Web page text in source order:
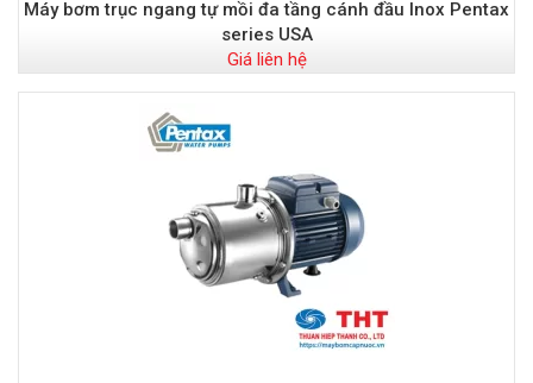
Máy bơm trục ngang tự mồi đa tầng cánh đầu Inox Pentax
series USA
Giá liên hệ